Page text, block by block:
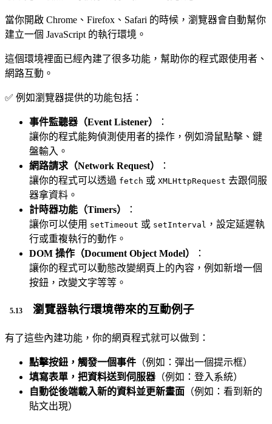
當你開啟 Chrome、Firefox、Safari 的時候，瀏覽器會自動幫你
建立一個 JavaScript 的執行環境。
這個環境裡面已經內建了很多功能，幫助你的程式跟使用者、
網路互動。
✅ 例如瀏覽器提供的功能包括：
事件監聽器（Event Listener）
：
讓你的程式能夠偵測使用者的操作，例如滑鼠點擊、鍵
盤輸入。
網路請求（Network Request）
：
讓你的程式可以透過 fetch 或 XMLHttpRequest 去跟伺服
器拿資料。
計時器功能（Timers）
：
讓你可以使用 setTimeout 或 setInterval ，設定延遲執
行或重複執行的動作。
DOM 操作（Document Object Model）
：
讓你的程式可以動態改變網頁上的內容，例如新增一個
按鈕，改變文字等等。
瀏覽器執行環境帶來的互動例子
有了這些內建功能，你的網頁程式就可以做到：
點擊按鈕，觸發一個事件 （例如：彈出一個提示框）
填寫表單，把資料送到伺服器 （例如：登入系統）
自動從後端載入新的資料並更新畫面 （例如：看到新的
貼文出現）